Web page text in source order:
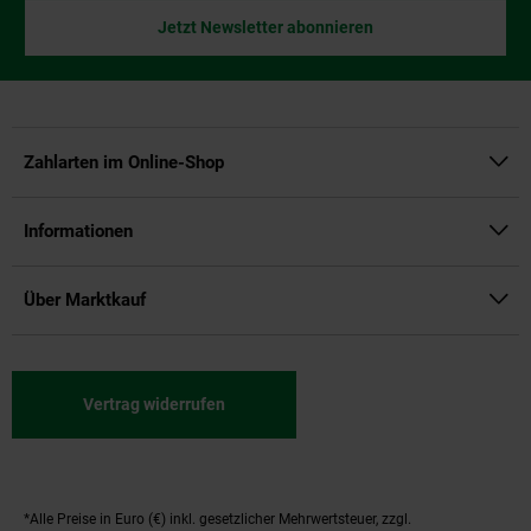
Jetzt Newsletter abonnieren
Zahlarten im Online-Shop
Informationen
Über Marktkauf
Vertrag widerrufen
Fußnoten
*Alle Preise in Euro (€) inkl. gesetzlicher Mehrwertsteuer, zzgl.